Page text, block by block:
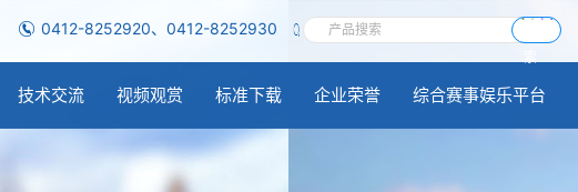
0412-8252920、0412-8252930
技术交流 视频观赏 标准下载 企业荣誉 综合赛事娱乐平台